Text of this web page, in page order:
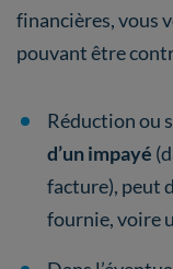
financières, vous
pouvant être
Réduction ou
d’un impayé
facture), peut
fournie, voire